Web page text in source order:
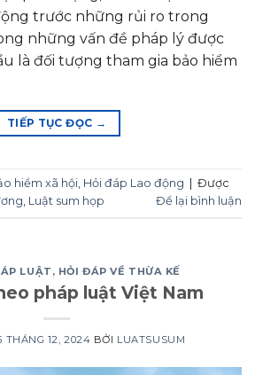
trước những rủi ro trong
những vấn đề pháp lý được
là đối tượng tham gia bảo hiểm
TIẾP TỤC ĐỌC →
hiểm xã hội, Hỏi đáp Lao động
Được
, Luật sum họp Để lại bình luận
LUẬT , HỎI ĐÁP VỀ THỪA KẾ
pháp luật Việt Nam
THÁNG 12, 2024 BỞI LUATSUSUM